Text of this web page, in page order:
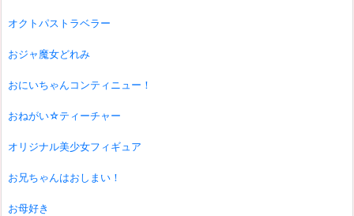
オクトパストラベラー
おジャ魔女どれみ
おにいちゃんコンティニュー！
おねがい☆ティーチャー
オリジナル美少女フィギュア
お兄ちゃんはおしまい！
お母好き